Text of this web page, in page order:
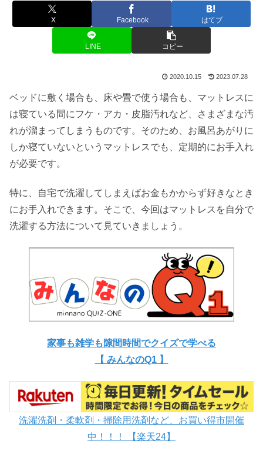
X Facebook はてブ
LINE コピー
2020.10.15 2023.07.28
ベッドに敷く場合も、床や畳で使う場合も、マットレスに
は寝ている間にフケ・アカ・皮脂汚れなど、さまざまな汚
れが溜まってしまうものです。そのため、お風呂あがりに
しか寝ていないというマットレスでも、定期的にお手入れ
が必要です。
特に、自宅で洗濯してしまえばお金もかからず好きなとき
にお手入れできます。そこで、今回はマットレスを自分で
洗濯する方法について見ていきましょう。
家事も雑学も隙間時間でクイズで学べる
【 みんなのQ1 】
洗濯洗剤・柔軟剤・掃除用洗剤など、お買い得市開催
中！！！ 【楽天24】